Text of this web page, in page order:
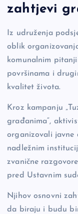
zahtjevi
Iz udruženja
oblik
komunalnim
površinama i
kvalitet života.
Kroz kampanju
građanima“,
organizovali javne
nadležnim
zvanične
pred Ustavnim
Njihov osnovni
da biraju i budu